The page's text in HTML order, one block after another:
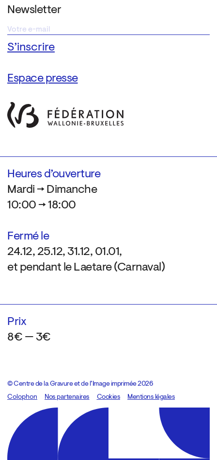
Newsletter
Espace presse
Heures d’ouverture
Mardi → Dimanche
10:00 → 18:00
Fermé le
24.12, 25.12, 31.12, 01.01,
et pendant le Laetare (Carnaval)
Prix
8€ — 3€
© Centre de la Gravure et de l’Image imprimée 2026
Colophon
Design:Marcel Kaczmarek, code:8080.studio
Nos partenaires Cookies Mentions légales